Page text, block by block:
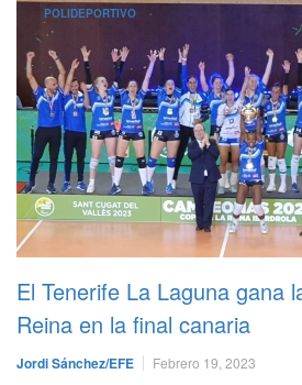
POLIDEPORTIVO
El Tenerife La Laguna gana
Reina en la final canaria
Jordi Sánchez/EFE Febrero 19, 2023